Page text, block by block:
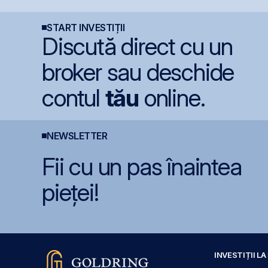
START INVESTIȚII
Discută direct cu un
broker sau deschide
contul tău online.
NEWSLETTER
Fii cu un pas înaintea
pieței!
INVESTIȚII LA